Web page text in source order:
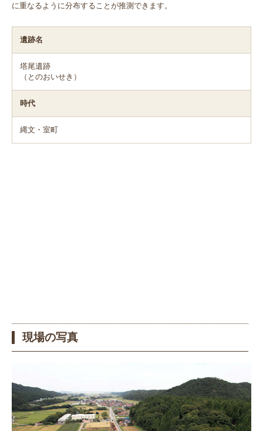
に重なるように分布することが推測できます。
遺跡名
塔尾遺跡
（とのおいせき）
時代
縄文・室町
現場の写真